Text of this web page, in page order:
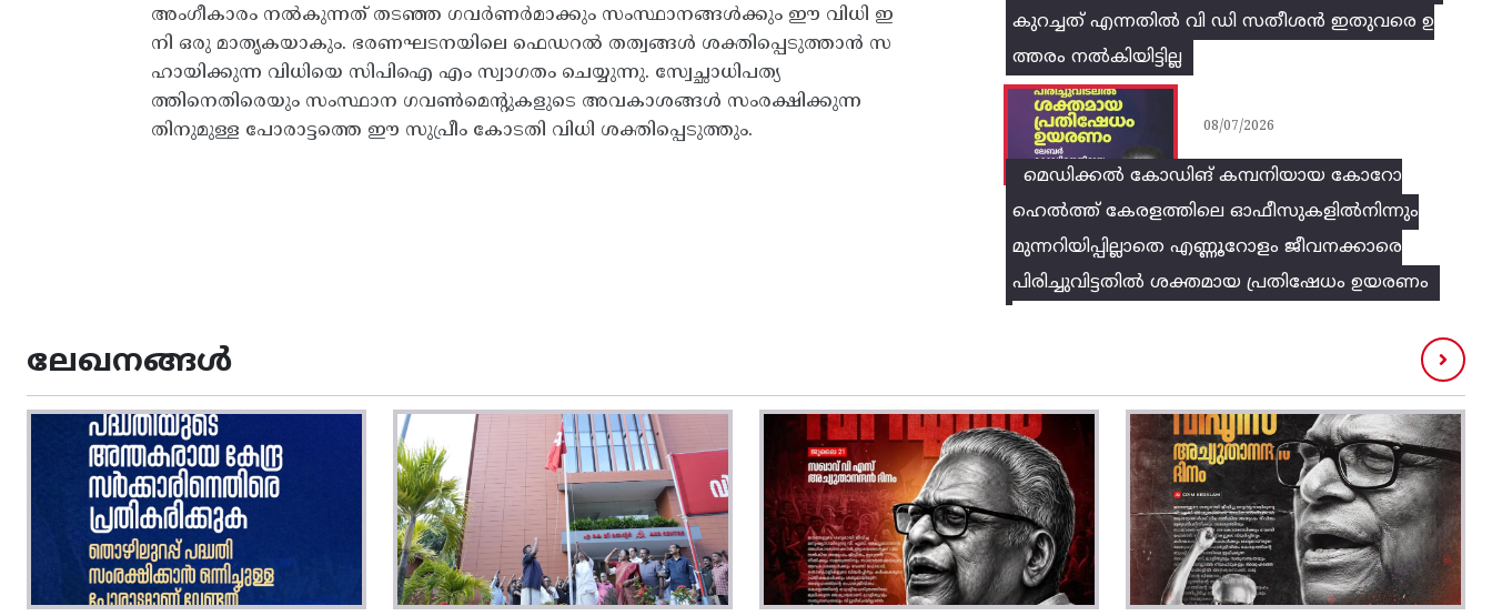
അംഗീകാരം നൽകുന്നത് തടഞ്ഞ ഗവർണർമാക്കും സംസ്ഥാനങ്ങൾക്കും ഈ വിധി ഇ
നി ഒരു മാതൃകയാകും. ഭരണഘടനയിലെ ഫെഡറൽ തത്വങ്ങൾ ശക്തിപ്പെടുത്താൻ സ
ഹായിക്കുന്ന വിധിയെ സിപിഐ എം സ്വാഗതം ചെയ്യുന്നു. സ്വേച്ഛാധിപത്യ
ത്തിനെതിരെയും സംസ്ഥാന ഗവൺമെന്റുകളുടെ അവകാശങ്ങൾ സംരക്ഷിക്കുന്ന
തിനുമുള്ള പോരാട്ടത്തെ ഈ സുപ്രീം കോടതി വിധി ശക്തിപ്പെടുത്തും.
കുറച്ചത് എന്നതിൽ വി ഡി സതീശൻ ഇതുവരെ ഉ
ത്തരം നൽകിയിട്ടില്ല
മെഡിക്കൽ കോഡിങ് കമ്പനിയായ കോറോ
ഹെൽത്ത് കേരളത്തിലെ ഓഫീസുകളിൽനിന്നും
മുന്നറിയിപ്പില്ലാതെ എണ്ണൂറോളം ജീവനക്കാരെ
പിരിച്ചുവിട്ടതിൽ‌ ശക്തമായ പ്രതിഷേധം ഉയരണം
08/07/2026
ലേഖനങ്ങൾ